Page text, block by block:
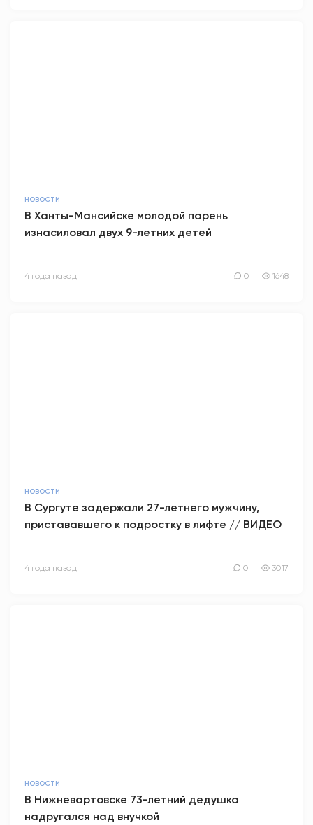
НОВОСТИ
В Ханты-Мансийске молодой парень
изнасиловал двух 9-летних детей
4 года назад 0 1648
НОВОСТИ
В Сургуте задержали 27-летнего мужчину,
пристававшего к подростку в лифте // ВИДЕО
4 года назад 0 3017
НОВОСТИ
В Нижневартовске 73-летний дедушка
надругался над внучкой